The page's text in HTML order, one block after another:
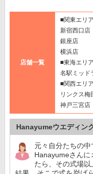
店舗一覧
■関東エリア
新宿西口店
銀座店
横浜店
■東海エリア
名駅ミッド
■関西エリア
リンクス梅
神戸三宮店
Hanayumeウエディン
元々自分たちの中
Hanayumeさんに
たら、その式場以